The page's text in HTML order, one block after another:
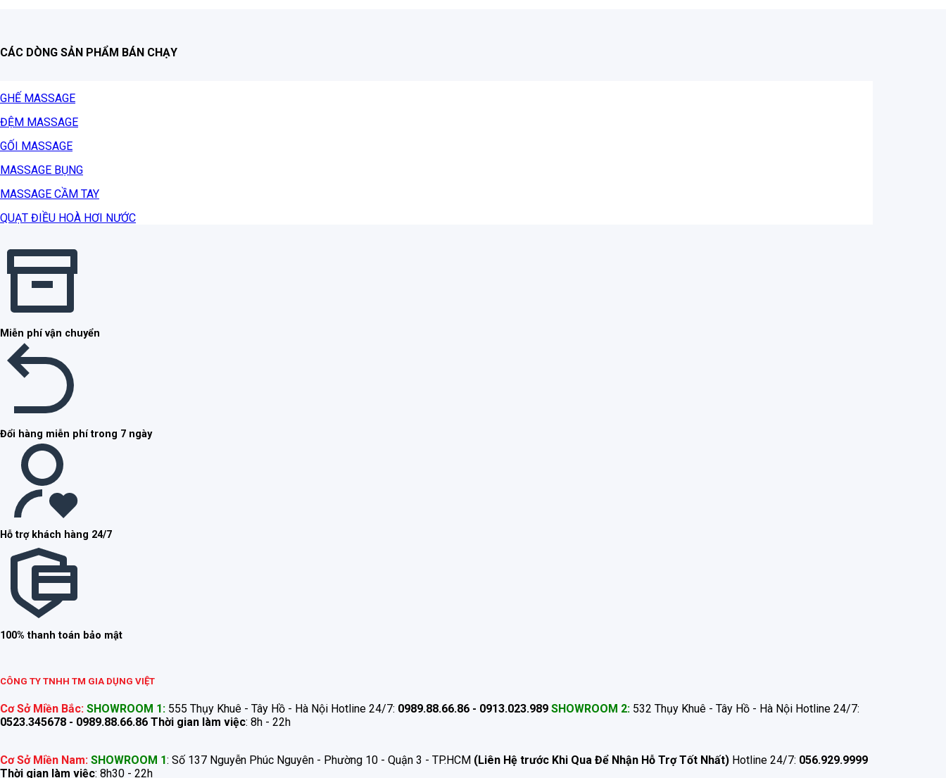
CÁC DÒNG SẢN PHẨM BÁN CHẠY
GHẾ MASSAGE
ĐỆM MASSAGE
GỐI MASSAGE
MASSAGE BỤNG
MASSAGE CẦM TAY
QUẠT ĐIỀU HOÀ HƠI NƯỚC
Miễn phí vận chuyển
Đổi hàng miễn phí trong 7 ngày
Hỗ trợ khách hàng 24/7
100% thanh toán bảo mật
CÔNG TY TNHH TM GIA DỤNG VIỆT
Cơ Sở Miền Bắc: SHOWROOM 1: 555 Thụy Khuê - Tây Hồ - Hà Nội Hotline 24/7: 0989.88.66.86 - 0913.023.989 SHOWROOM 2: 532 Thụy Khuê - Tây Hồ - Hà Nội Hotline 24/7:
0523.345678 - 0989.88.66.86 Thời gian làm việc: 8h - 22h
Cơ Sở Miền Nam: SHOWROOM 1: Số 137 Nguyễn Phúc Nguyên - Phường 10 - Quận 3 - TP.HCM (Liên Hệ trước Khi Qua Để Nhận Hỗ Trợ Tốt Nhất) Hotline 24/7: 056.929.9999
Thời gian làm việc: 8h30 - 22h